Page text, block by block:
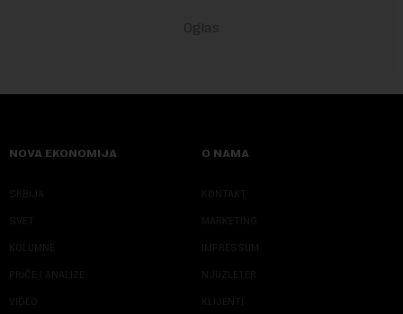
NOVA EKONOMIJA
SRBIJA
SVET
KOLUMNE
PRIČE I ANALIZE
VIDEO
O NAMA
KONTAKT
MARKETING
IMPRESSUM
NJUZLETER
KLIJENTI